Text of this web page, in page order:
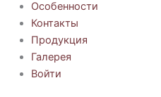
Особенности
Контакты
Продукция
Галерея
Войти